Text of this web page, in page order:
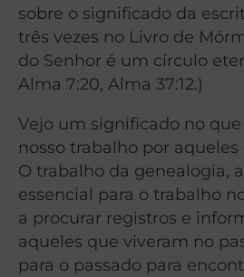
sobre o significado da
três vezes no Livro de
do Senhor é um círculo
Alma 7:20, Alma 37:12.)
Vejo um significado no
nosso trabalho por aqueles
O trabalho da genealogia,
essencial para o trabalho
a procurar registros e
aqueles que viveram no
para o passado para